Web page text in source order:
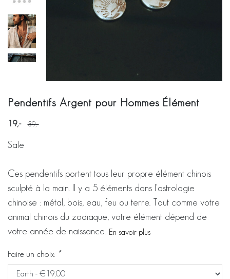
Pendentifs Argent pour Hommes Élément
19 39
Sale
Ces pendentifs portent tous leur propre élément chinois
sculpté à la main. Il y a 5 éléments dans l'astrologie
chinoise : métal, bois, eau, feu ou terre. Tout comme votre
animal chinois du zodiaque, votre élément dépend de
votre année de naissance. En savoir plus
Faire un choix: *